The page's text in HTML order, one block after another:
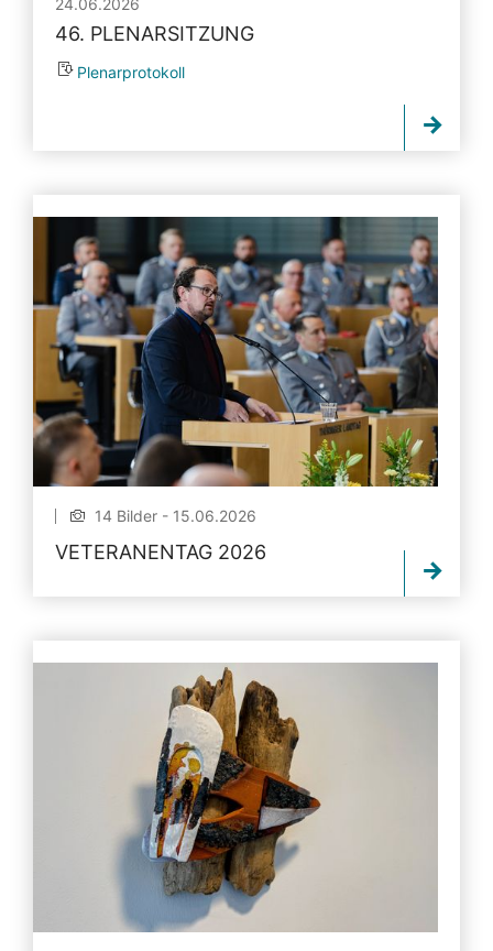
46. PLENARSITZUNG
Plenarprotokoll
14 Bilder - 15.06.2026
VETERANENTAG 2026